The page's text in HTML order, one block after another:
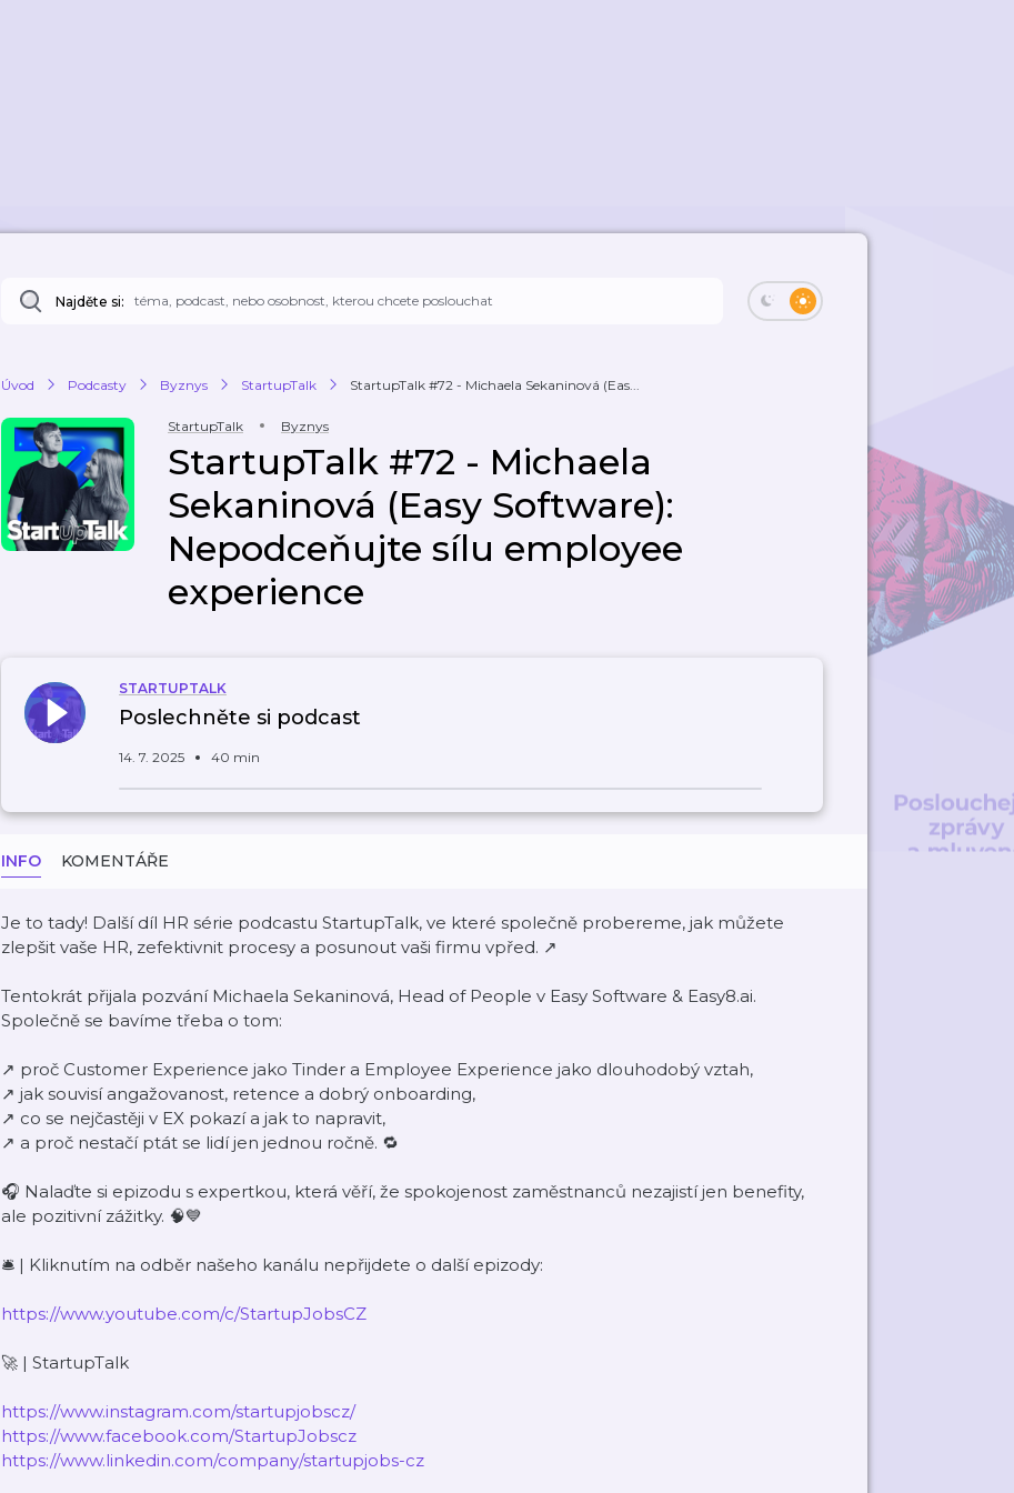
Najděte si:
Úvod Podcasty Byznys StartupTalk StartupTalk #72 - Michaela Sekaninová (Eas...
StartupTalk Byznys
StartupTalk #72 - Michaela
Sekaninová (Easy Software):
Nepodceňujte sílu employee
experience
STARTUPTALK
Poslechněte si podcast
14. 7. 2025 40 min
INFO KOMENTÁŘE
Je to tady! Další díl HR série podcastu StartupTalk, ve které společně probereme, jak můžete
zlepšit vaše HR, zefektivnit procesy a posunout vaši firmu vpřed. ↗️
Tentokrát přijala pozvání Michaela Sekaninová, Head of People v Easy Software & Easy8.ai.
Společně se bavíme třeba o tom:
↗️ proč Customer Experience jako Tinder a Employee Experience jako dlouhodobý vztah,
↗️ jak souvisí angažovanost, retence a dobrý onboarding,
↗️ co se nejčastěji v EX pokazí a jak to napravit,
↗️ a proč nestačí ptát se lidí jen jednou ročně. 🔁
🎧 Nalaďte si epizodu s expertkou, která věří, že spokojenost zaměstnanců nezajistí jen benefity,
ale pozitivní zážitky. 🧠💙
🛎 | Kliknutím na odběr našeho kanálu nepřijdete o další epizody:
https://www.youtube.com/c/StartupJobsCZ
🚀 | StartupTalk
https://www.instagram.com/startupjobscz/
https://www.facebook.com/StartupJobscz
https://www.linkedin.com/company/startupjobs-cz